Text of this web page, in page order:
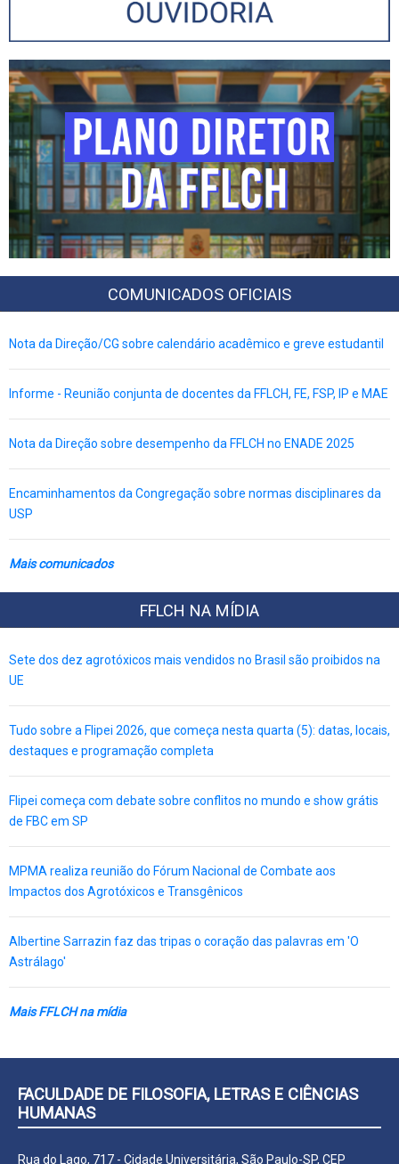
COMUNICADOS OFICIAIS
Nota da Direção/CG sobre calendário acadêmico e greve estudantil
Informe - Reunião conjunta de docentes da FFLCH, FE, FSP, IP e MAE
Nota da Direção sobre desempenho da FFLCH no ENADE 2025
Encaminhamentos da Congregação sobre normas disciplinares da
USP
Mais comunicados
FFLCH NA MÍDIA
Sete dos dez agrotóxicos mais vendidos no Brasil são proibidos na
UE
Tudo sobre a Flipei 2026, que começa nesta quarta (5): datas, locais,
destaques e programação completa
Flipei começa com debate sobre conflitos no mundo e show grátis
de FBC em SP
MPMA realiza reunião do Fórum Nacional de Combate aos
Impactos dos Agrotóxicos e Transgênicos
Albertine Sarrazin faz das tripas o coração das palavras em 'O
Astrálago'
Mais FFLCH na mídia
FACULDADE DE FILOSOFIA, LETRAS E CIÊNCIAS
HUMANAS
Rua do Lago, 717 - Cidade Universitária, São Paulo-SP, CEP